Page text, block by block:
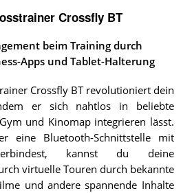
Crossfly BT
beim Training durch
Apps und Tablet-Halterung
Crossfly BT revolutioniert dein
er sich nahtlos in beliebte
und Kinomap integrieren lässt.
eine Bluetooth-Schnittstelle mit
kannst du deine
virtuelle Touren durch bekannte
und andere spannende Inhalte